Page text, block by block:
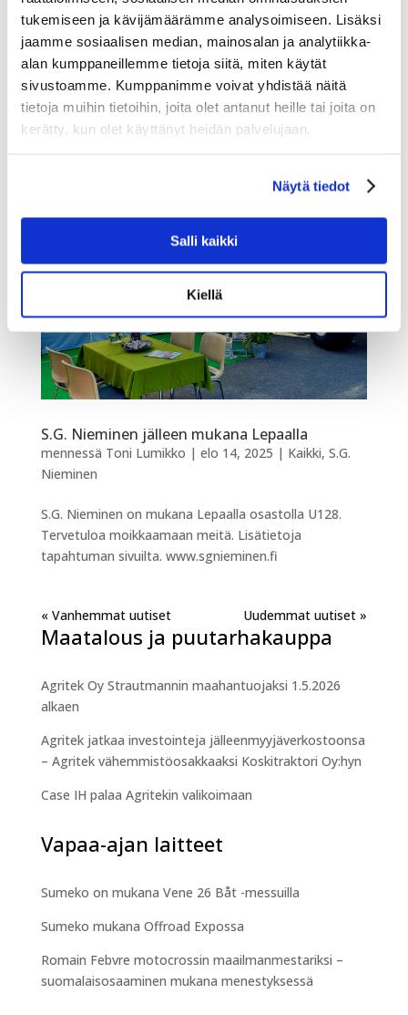
tukemiseen ja kävijämäärämme analysoimiseen. Lisäksi
jaamme sosiaalisen median, mainosalan ja analytiikka-
alan kumppaneillemme tietoja siitä, miten käytät
sivustoamme. Kumppanimme voivat yhdistää näitä
tietoja muihin tietoihin, joita olet antanut heille tai joita on
kerätty, kun olet käyttänyt heidän palvelujaan.
Näytä tiedot
Salli kaikki
Kiellä
usealla paikkakunnalla. Agritek Oy:n kauppiailla on
aloittanut elokuun alussa yhteensä neljä uutta
ammattitaitoista ja maatalousalan tuntemusta
omaavaa konemyyjää. Koskitraktorilla Limingassa on
aloittanut...
S.G. Nieminen jälleen mukana Lepaalla
mennessä Toni Lumikko | elo 14, 2025 | Kaikki, S.G.
Nieminen
S.G. Nieminen on mukana Lepaalla osastolla U128.
Tervetuloa moikkaamaan meitä. Lisätietoja
tapahtuman sivuilta. www.sgnieminen.fi
« Vanhemmat merkinnät Seuraavat merkinnät »
Maatalous ja puutarhakauppa
Agritek Oy Strautmannin maahantuojaksi 1.5.2026
alkaen
Agritek jatkaa investointeja jälleenmyyjäverkostoonsa
– Agritek vähemmistöosakkaaksi Koskitraktori Oy:hyn
Case IH palaa Agritekin valikoimaan
Vapaa-ajan laitteet
Sumeko on mukana Vene 26 Båt -messuilla
Sumeko mukana Offroad Expossa
Romain Febvre motocrossin maailmanmestariksi –
suomalaisosaaminen mukana menestyksessä